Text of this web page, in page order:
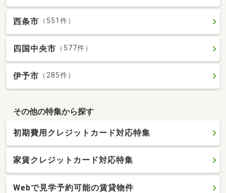
西条市 （551件）
四国中央市 （577件）
伊予市 （285件）
その他の特集から探す
初期費用クレジットカード対応特集
家賃クレジットカード対応特集
Webで見学予約可能の賃貸物件